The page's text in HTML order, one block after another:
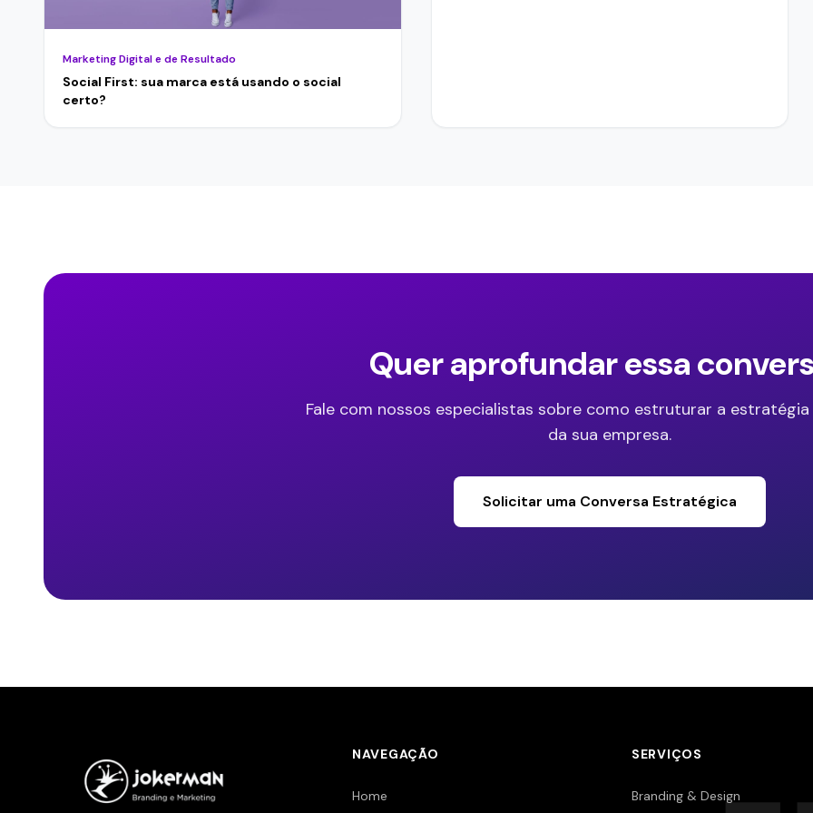
Marketing Digital e de Resultado
Social First: sua marca está usando o social
certo?
Quer aprofundar essa
Fale com nossos especialistas sobre como estruturar a
da sua empresa.
Solicitar uma Conversa Estratégica
NAVEGAÇÃO
Home
SERVIÇOS
Branding & Design